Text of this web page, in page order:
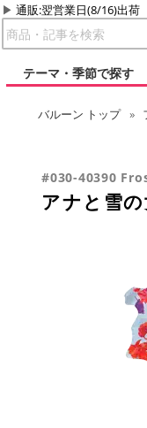
通販:翌営業日(8/16)出荷
テーマ・季節で探す
バルーン トップ
#030-40390
アナと雪